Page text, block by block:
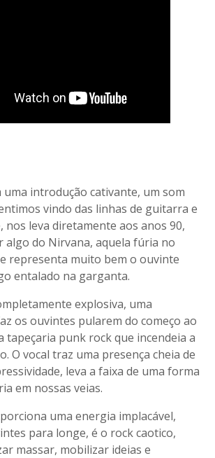
introdução cativante, um som
vindo das linhas de guitarra e
leva diretamente aos anos 90,
algo do Nirvana, aquela fúria no
representa muito bem o ouvinte
entalado na garganta.
explosiva, uma
os ouvintes pularem do começo ao
tapeçaria punk rock que incendeia a
O vocal traz uma presença cheia de
leva a faixa de uma forma
em nossas veias.
uma energia implacável,
para longe, é o rock caotico,
massar, mobilizar ideias e